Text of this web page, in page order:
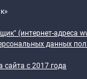
(интернет-адреса
данных
сайта c 2017 года